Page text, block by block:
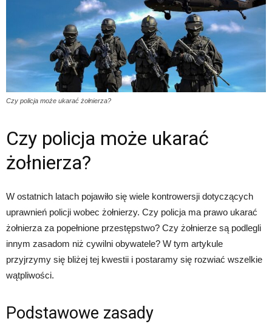
Czy policja może ukarać żołnierza?
Czy policja może ukarać
żołnierza?
W ostatnich latach pojawiło się wiele kontrowersji dotyczących
uprawnień policji wobec żołnierzy. Czy policja ma prawo ukarać
żołnierza za popełnione przestępstwo? Czy żołnierze są podlegli
innym zasadom niż cywilni obywatele? W tym artykule
przyjrzymy się bliżej tej kwestii i postaramy się rozwiać wszelkie
wątpliwości.
Podstawowe zasady